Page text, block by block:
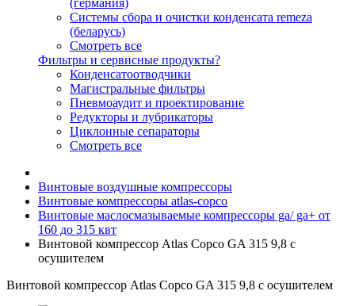
(германия)
Системы сбора и очистки конденсата remeza
(беларусь)
Смотреть все
Фильтры и сервисные продукты?
Конденсатоотводчики
Магистральные фильтры
Пневмоаудит и проектирование
Редукторы и лубрикаторы
Циклонные сепараторы
Смотреть все
Винтовые воздушные компрессоры
Винтовые компрессоры atlas-copco
Винтовые маслосмазываемые компрессоры ga/ ga+ от
160 до 315 квт
Винтовой компрессор Atlas Copco GA 315 9,8 с
осушителем
Винтовой компрессор Atlas Copco GA 315 9,8 с осушителем